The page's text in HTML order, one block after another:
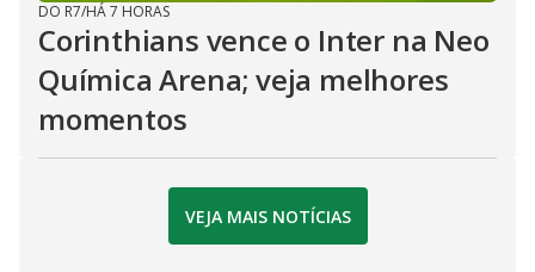
DO R7/HÁ 7 HORAS
Corinthians vence o Inter na Neo
Química Arena; veja melhores
momentos
VEJA MAIS NOTÍCIAS